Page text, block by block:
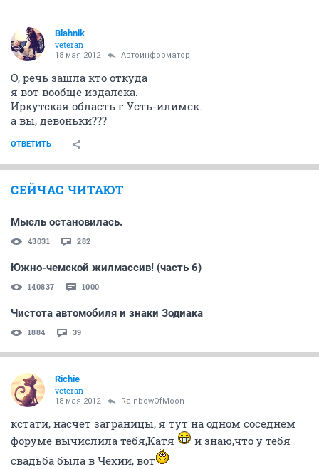
Blahnik
veteran
18 мая 2012 Автоинформатор
О, речь зашла кто откуда
я вот вообще издалека.
Иркутская область г Усть-илимск.
а вы, девоньки???
ОТВЕТИТЬ
СЕЙЧАС ЧИТАЮТ
Мысль остановилась.
43031 282
Южно-чемской жилмассив! (часть 6)
140837 1000
Чистота автомобиля и знаки Зодиака
1884 39
Richie
veteran
18 мая 2012 RainbowOfMoon
кстати, насчет заграницы, я тут на одном соседнем
форуме вычислила тебя,Катя
и знаю,что у тебя
свадьба была в Чехии, вот